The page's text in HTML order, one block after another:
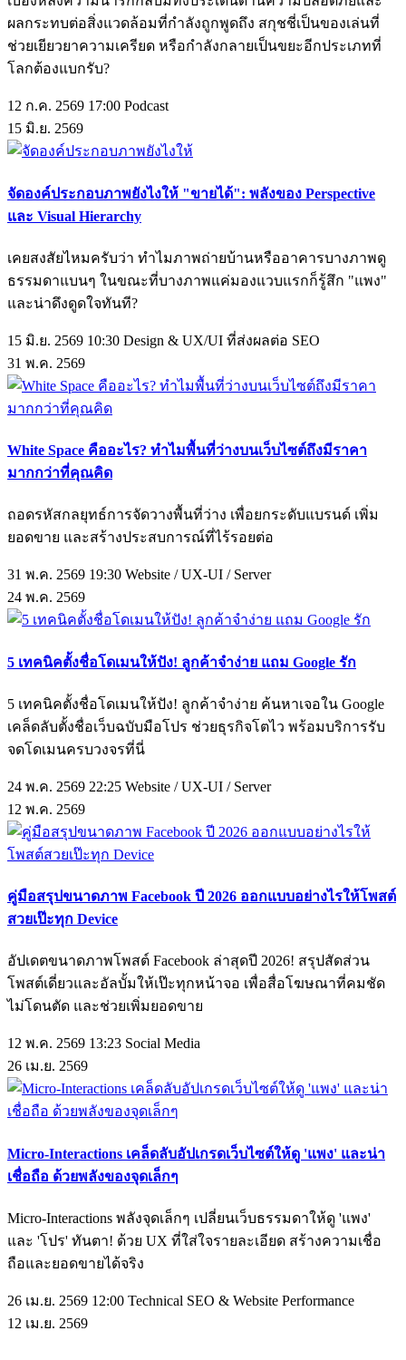
ผลกระทบต่อสิ่งแวดล้อมที่กำลังถูกพูดถึง สกุชชี่เป็นของเล่นที่
ช่วยเยียวยาความเครียด หรือกำลังกลายเป็นขยะอีกประเภทที่
โลกต้องแบกรับ?
12 ก.ค. 2569 17:00 Podcast
15 มิ.ย. 2569
จัดองค์ประกอบภาพยังไงให้ "ขายได้": พลังของ Perspective
และ Visual Hierarchy
เคยสงสัยไหมครับว่า ทำไมภาพถ่ายบ้านหรืออาคารบางภาพดู
ธรรมดาแบนๆ ในขณะที่บางภาพแค่มองแวบแรกก็รู้สึก "แพง"
และน่าดึงดูดใจทันที?
15 มิ.ย. 2569 10:30 Design & UX/UI ที่ส่งผลต่อ SEO
31 พ.ค. 2569
White Space คืออะไร? ทำไมพื้นที่ว่างบนเว็บไซต์ถึงมีราคา
มากกว่าที่คุณคิด
ถอดรหัสกลยุทธ์การจัดวางพื้นที่ว่าง เพื่อยกระดับแบรนด์ เพิ่ม
ยอดขาย และสร้างประสบการณ์ที่ไร้รอยต่อ
31 พ.ค. 2569 19:30 Website / UX-UI / Server
24 พ.ค. 2569
5 เทคนิคตั้งชื่อโดเมนให้ปัง! ลูกค้าจำง่าย แถม Google รัก
5 เทคนิคตั้งชื่อโดเมนให้ปัง! ลูกค้าจำง่าย ค้นหาเจอใน Google
เคล็ดลับตั้งชื่อเว็บฉบับมือโปร ช่วยธุรกิจโตไว พร้อมบริการรับ
จดโดเมนครบวงจรที่นี่
24 พ.ค. 2569 22:25 Website / UX-UI / Server
12 พ.ค. 2569
คู่มือสรุปขนาดภาพ Facebook ปี 2026 ออกแบบอย่างไรให้โพสต์
สวยเป๊ะทุก Device
อัปเดตขนาดภาพโพสต์ Facebook ล่าสุดปี 2026! สรุปสัดส่วน
โพสต์เดี่ยวและอัลบั้มให้เป๊ะทุกหน้าจอ เพื่อสื่อโฆษณาที่คมชัด
ไม่โดนตัด และช่วยเพิ่มยอดขาย
12 พ.ค. 2569 13:23 Social Media
26 เม.ย. 2569
Micro-Interactions เคล็ดลับอัปเกรดเว็บไซต์ให้ดู 'แพง' และน่า
เชื่อถือ ด้วยพลังของจุดเล็กๆ
Micro-Interactions พลังจุดเล็กๆ เปลี่ยนเว็บธรรมดาให้ดู 'แพง'
และ 'โปร' ทันตา! ด้วย UX ที่ใส่ใจรายละเอียด สร้างความเชื่อ
ถือและยอดขายได้จริง
26 เม.ย. 2569 12:00 Technical SEO & Website Performance
12 เม.ย. 2569